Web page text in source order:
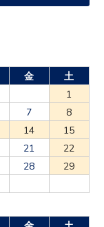
金
土
1
7
8
14
15
21
22
28
29
金
土